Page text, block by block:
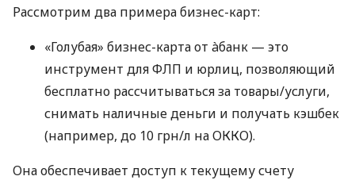
Рассмотрим два примера бизнес-карт:
«Голубая» бизнес-карта от àбанк — это
инструмент для ФЛП и юрлиц, позволяющий
бесплатно рассчитываться за товары/услуги,
снимать наличные деньги и получать кэшбек
(например, до 10 грн/л на ОККО).
Она обеспечивает доступ к текущему счету